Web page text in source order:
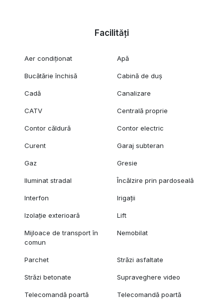
Facilități
Aer condiționat Apă
Bucătărie închisă Cabină de duș
Cadă Canalizare
CATV Centrală proprie
Contor căldură Contor electric
Curent Garaj subteran
Gaz Gresie
Iluminat stradal Încălzire prin pardoseală
Interfon Irigații
Izolație exterioară Lift
Mijloace de transport în
comun
Nemobilat
Parchet Străzi asfaltate
Străzi betonate Supraveghere video
Telecomandă poartă
Telecomandă poartă